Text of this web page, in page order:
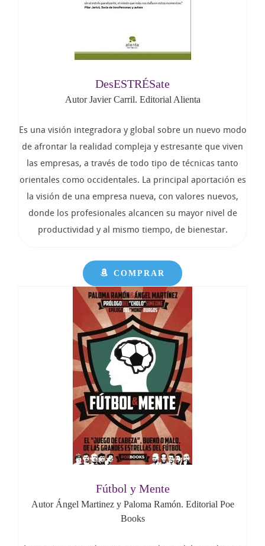
DesESTRÉSate
Autor Javier Carril. Editorial Alienta
Es una visión integradora y global sobre un nuevo modo
de afrontar la realidad compleja y estresante que viven
las empresas, a través de todo tipo de técnicas tanto
orientales como occidentales. La principal aportación es
la visión de una empresa nueva, con valores nuevos,
donde los profesionales alcancen su mayor nivel de
productividad y al mismo tiempo, de bienestar.
COMPRAR
Fútbol y Mente
Autor Ángel Martinez y Paloma Ramón. Editorial Poe
Books